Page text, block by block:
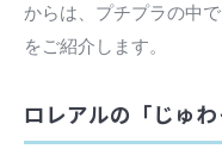
からは、プチプラの中
をご紹介します。
ロレアルの「じゅ